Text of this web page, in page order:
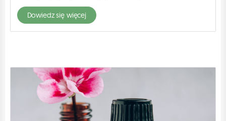
dowiedz się więcej